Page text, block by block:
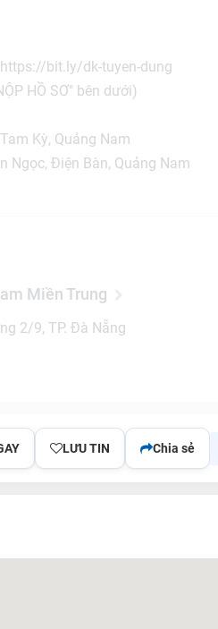
bit.ly/dk-tuyen-dung
HỒ SƠ" bên dưới)
Kỳ, Quảng Nam
Ngọc, Điện Bàn, Quảng Nam
Miền Trung
2/9, TP. Đà Nẵng
LƯU TIN Chia sẻ